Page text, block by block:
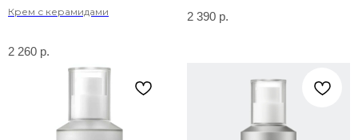
Крем с керамидами
2 260 р.
2 390 р.